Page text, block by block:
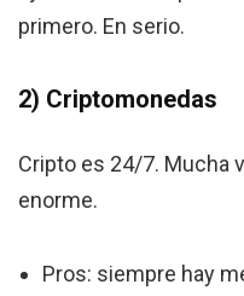
primero. En serio.
2) Criptomonedas
Cripto es 24/7. Mucha
enorme.
Pros: siempre hay